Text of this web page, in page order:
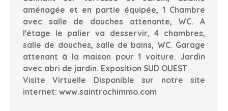
aménagée et en partie équipée, 1 Chambre
avec salle de douches attenante, WC. A
l'étage le palier va desservir, 4 chambres,
salle de douches, salle de bains, WC. Garage
attenant à la maison pour 1 voiture. Jardin
avec abri de jardin. Exposition SUD OUEST
Visite Virtuelle Disponible sur notre site
internet: www.saintrochimmo.com